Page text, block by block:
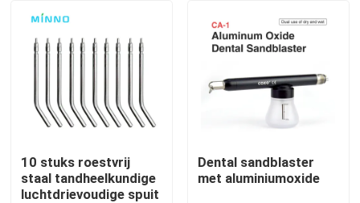
Thuis
Producten
Over ons
Fabrieksreis
10 stuks roestvrij
staal tandheelkundige
luchtdrievoudige spuit
Dental sandblaster
met aluminiumoxide